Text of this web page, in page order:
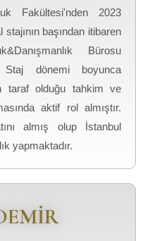
Fakültesi'nden 2023
başından itibaren
Bürosu
Staj dönemi boyunca
taraf olduğu tahkim ve
aktif rol almıştır.
almış olup İstanbul
yapmaktadır.